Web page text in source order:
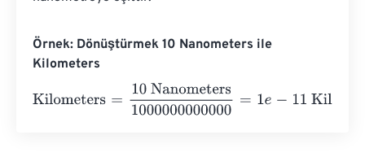
Örnek: Dönüştürmek 10 Nanometers ile
Kilometers
Kilometers
10 Nanometers1000000000000 = e-11